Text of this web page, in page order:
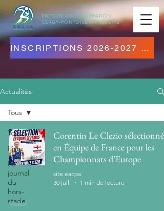
ENTENTE AGGLOMÉRATION
CERGY-PONTOISEATHLÉTISME
INSCRIPTIONS 2026-2027 OUVERTES ! CLIQUEZ ICI !
Actualités
Tous
Piste
Le
journal
du
hors-
stade
Tous
Corentin Le Clezio sélectionné
en Équipe de France pour les
Championnats d’Europe
site eacpa
30 juil.
1 min de lecture